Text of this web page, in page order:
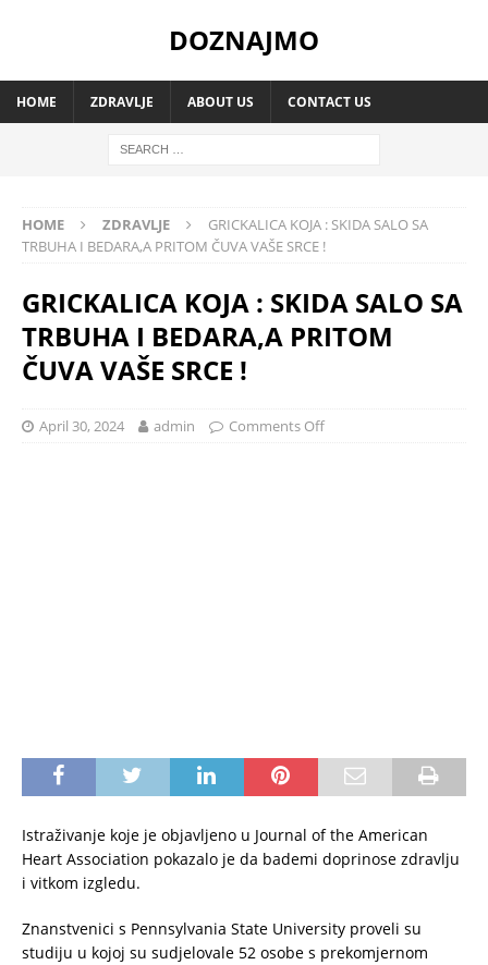
DOZNAJMO
HOME ZDRAVLJE ABOUT US CONTACT US
HOME ZDRAVLJE
GRICKALICA KOJA : SKIDA SALO SA
TRBUHA I BEDARA,A PRITOM ČUVA VAŠE SRCE !
GRICKALICA KOJA : SKIDA SALO SA
TRBUHA I BEDARA,A PRITOM
ČUVA VAŠE SRCE !
April 30, 2024 admin Comments Off
Istraživanje koje je objavljeno u Journal of the American
Heart Association pokazalo je da bademi doprinose zdravlju
i vitkom izgledu.
Znanstvenici s Pennsylvania State University proveli su
studiju u kojoj su sudjelovale 52 osobe s prekomjernom